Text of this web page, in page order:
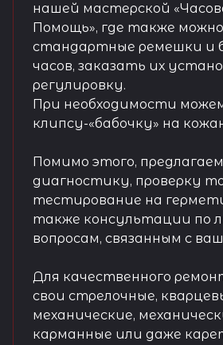
нашей мастерской
Помощь», где также
стандартные ремешки и
часов, заказать их
регулировку.
При необходимости
клипсу-«бабочку» на
Помимо этого,
диагностику, проверку
тестирование на
также консультации по
вопросам, связанным с
Для качественного
свои стрелочные,
механические,
карманные или даже